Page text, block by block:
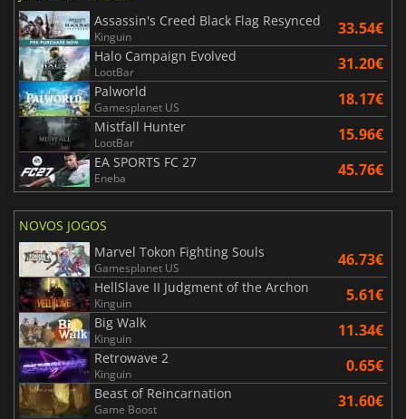
Assassin's Creed Black Flag Resynced
Kinguin 33.54€
Halo Campaign Evolved
LootBar 31.20€
Palworld
Gamesplanet US 18.17€
Mistfall Hunter
LootBar 15.96€
EA SPORTS FC 27
Eneba 45.76€
NOVOS JOGOS
Marvel Tokon Fighting Souls
Gamesplanet US 46.73€
HellSlave II Judgment of the Archon
Kinguin 5.61€
Big Walk
Kinguin 11.34€
Retrowave 2
Kinguin 0.65€
Beast of Reincarnation
Game Boost 31.60€